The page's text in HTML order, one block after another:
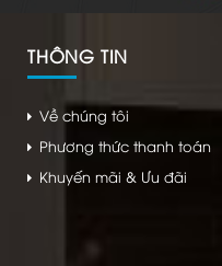
THÔNG TIN
Về chúng tôi
Phương thức thanh toán
Khuyến mãi & Ưu đãi